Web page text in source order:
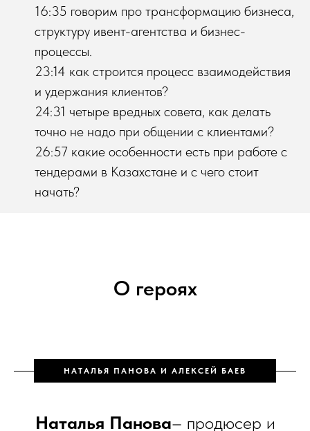
16:35 говорим про трансформацию бизнеса,
структуру ивент-агентства и бизнес-
процессы.
23:14 как строится процесс взаимодействия
и удержания клиентов?
24:31 четыре вредных совета, как делать
точно не надо при общении с клиентами?
26:57 какие особенности есть при работе с
тендерами в Казахстане и с чего стоит
начать?
О героях
НАТАЛЬЯ ПАНОВА И АЛЕКСЕЙ БАЕВ
Наталья Панова– продюсер и